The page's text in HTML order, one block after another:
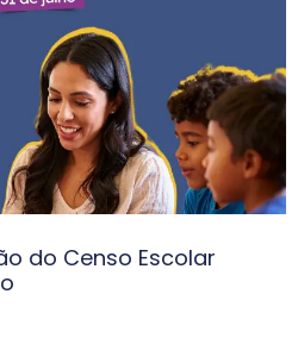
do Censo Escolar